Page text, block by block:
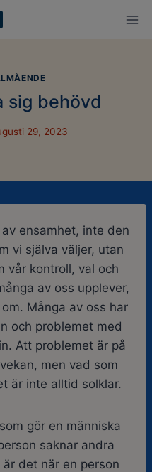
sig behövd
29, 2023
ensamhet, inte den
vi själva väljer, utan
vår kontroll, val och
av oss upplever,
Många av oss har
och problemet med
Att problemet är på
men vad som
är inte alltid solklar.
gör en människa
saknar andra
det när en person
check